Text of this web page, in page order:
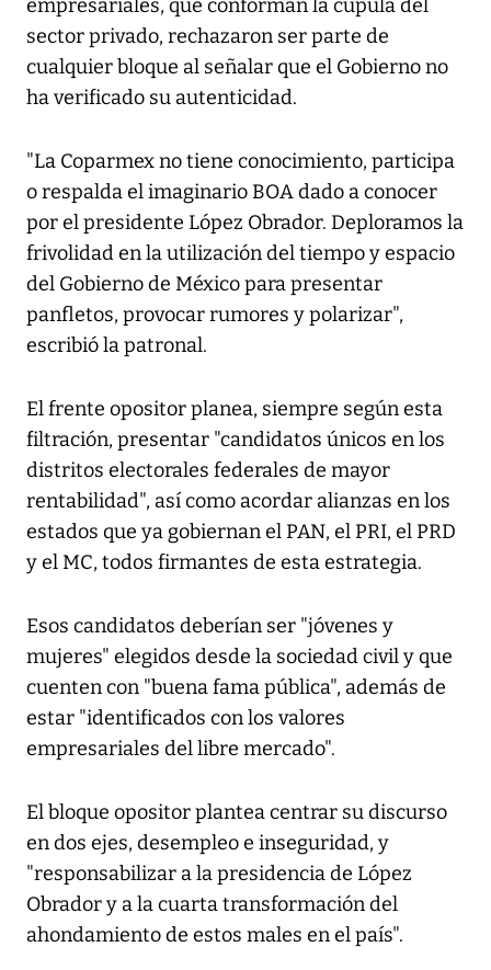
empresariales, que conforman la cúpula del
sector privado, rechazaron ser parte de
cualquier bloque al señalar que el Gobierno no
ha verificado su autenticidad.
"La Coparmex no tiene conocimiento, participa
o respalda el imaginario BOA dado a conocer
por el presidente López Obrador. Deploramos la
frivolidad en la utilización del tiempo y espacio
del Gobierno de México para presentar
panfletos, provocar rumores y polarizar",
escribió la patronal.
El frente opositor planea, siempre según esta
filtración, presentar "candidatos únicos en los
distritos electorales federales de mayor
rentabilidad", así como acordar alianzas en los
estados que ya gobiernan el PAN, el PRI, el PRD
y el MC, todos firmantes de esta estrategia.
Esos candidatos deberían ser "jóvenes y
mujeres" elegidos desde la sociedad civil y que
cuenten con "buena fama pública", además de
estar "identificados con los valores
empresariales del libre mercado".
El bloque opositor plantea centrar su discurso
en dos ejes, desempleo e inseguridad, y
"responsabilizar a la presidencia de López
Obrador y a la cuarta transformación del
ahondamiento de estos males en el país".